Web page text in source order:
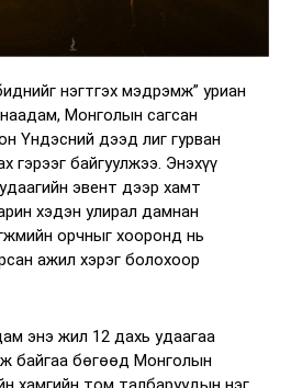
нэгтгэх мэдрэмж” уриан
Монголын сагсан
Үндэсний дээд лиг гурван
гэрээг байгуулжээ. Энэхүү
эвент дээр хамт
хэдэн улирал дамнан
орчныг хооронд нь
ажил хэрэг болохоор
энэ жил 12 дахь удаагаа
байгаа бөгөөд Монголын